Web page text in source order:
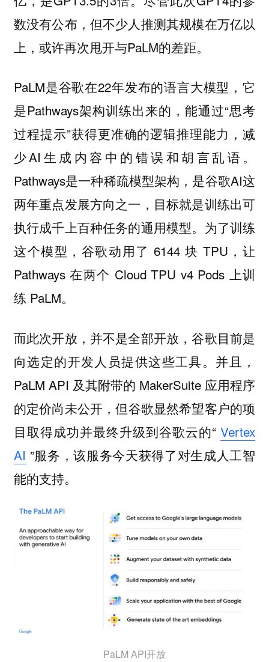
数没有公布，但不少人推测其规模在万亿以
上，或许再次甩开与PaLM的差距。
PaLM是谷歌在22年发布的语言大模型，它
是Pathways架构训练出来的，能通过“思考
过程提示”获得更准确的逻辑推理能力，减
少AI生成内容中的错误和胡言乱语。
Pathways是一种稀疏模型架构，是谷歌AI这
两年重点发展方向之一，目标就是训练出可
执行成千上百种任务的通用模型。为了训练
这个模型，谷歌动用了 6144 块 TPU，让
Pathways 在两个 Cloud TPU v4 Pods 上训
练 PaLM。
而此次开放，并不是全部开放，谷歌目前是
向选定的开发人员提供这些工具。并且，
PaLM API 及其附带的 MakerSuite 应用程序
的定价尚未公开 ，但谷歌显然希望客户的项
目取得成功并最终升级到谷歌云的“Vertex
AI ”服务，该服务今天获得了对生成人工智
能的支持。
PaLM API开放